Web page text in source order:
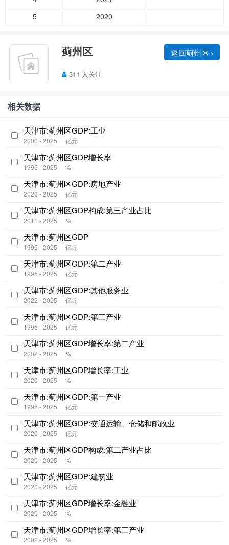
5
2020
蓟州区 返回蓟州区
311 人关注
相关数据
天津市:蓟州区GDP:工业
2000 - 2025 亿元
天津市:蓟州区GDP增长率
1995 - 2025 %
天津市:蓟州区GDP:房地产业
2020 - 2025 亿元
天津市:蓟州区GDP构成:第三产业占比
2011 - 2025 %
天津市:蓟州区GDP
1995 - 2025 亿元
天津市:蓟州区GDP:第二产业
1995 - 2025 亿元
天津市:蓟州区GDP:其他服务业
2022 - 2025 亿元
天津市:蓟州区GDP:第三产业
1995 - 2025 亿元
天津市:蓟州区GDP增长率:第二产业
2002 - 2025 %
天津市:蓟州区GDP增长率:工业
2020 - 2025 %
天津市:蓟州区GDP:第一产业
1995 - 2025 亿元
天津市:蓟州区GDP:交通运输、仓储和邮政业
2020 - 2025 亿元
天津市:蓟州区GDP构成:第二产业占比
2020 - 2025 %
天津市:蓟州区GDP:建筑业
2020 - 2025 亿元
天津市:蓟州区GDP增长率:金融业
2020 - 2025 %
天津市:蓟州区GDP增长率:第三产业
2002 - 2025 %